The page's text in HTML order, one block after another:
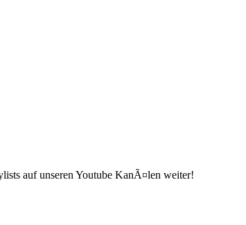
auf unseren Youtube KanÃ¤len weiter!